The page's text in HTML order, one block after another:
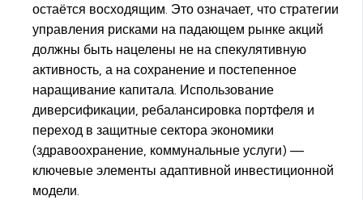
остаётся восходящим. Это означает, что стратегии
управления рисками на падающем рынке акций
должны быть нацелены не на спекулятивную
активность, а на сохранение и постепенное
наращивание капитала. Использование
диверсификации, ребалансировка портфеля и
переход в защитные сектора экономики
(здравоохранение, коммунальные услуги) —
ключевые элементы адаптивной инвестиционной
модели.